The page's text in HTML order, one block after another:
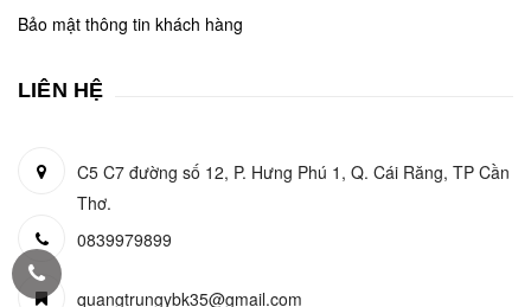
Bảo mật thông tin khách hàng
LIÊN HỆ
C5 C7 đường số 12, P. Hưng Phú 1, Q. Cái Răng, TP Cần
Thơ.
0839979899
quangtrungybk35@gmail.com